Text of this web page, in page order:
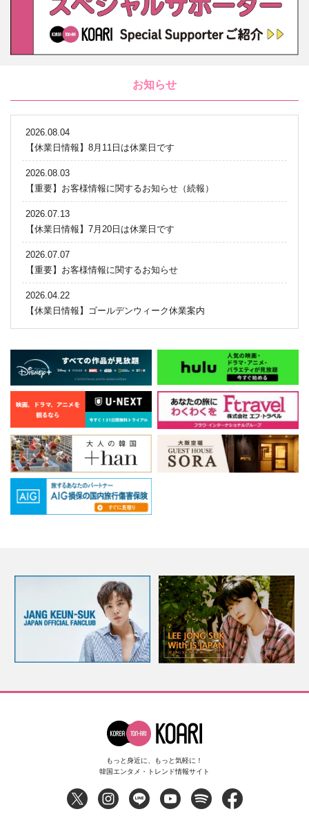
お知らせ
2026.08.04
【休業日情報】8月11日は休業日です
2026.08.03
【重要】お客様情報に関するお知らせ（続報）
2026.07.13
【休業日情報】7月20日は休業日です
2026.07.07
【重要】お客様情報に関するお知らせ
2026.04.22
【休業日情報】ゴールデンウィーク休業案内
もっと身近に、もっと気軽に！
韓国エンタメ・トレンド情報サイト